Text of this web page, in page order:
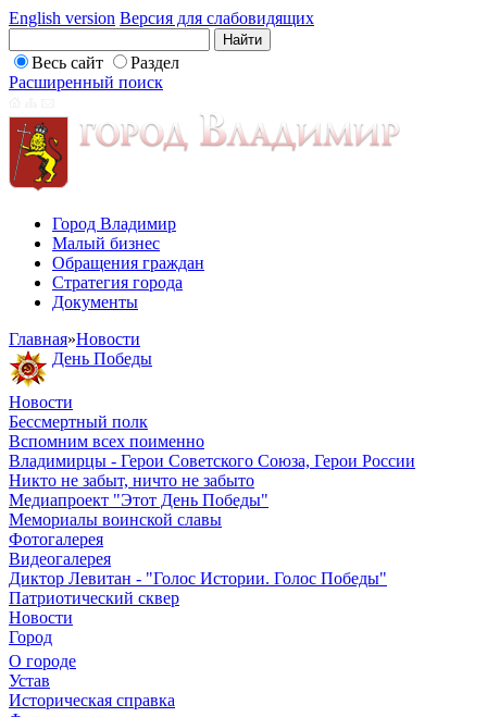
English version Версия для слабовидящих
Весь сайт
Раздел
Расширенный поиск
Город Владимир
Малый бизнес
Обращения граждан
Стратегия города
Документы
Главная»Новости
День Победы
Новости
Бессмертный полк
Вспомним всех поименно
Владимирцы - Герои Советского Союза, Герои России
Никто не забыт, ничто не забыто
Медиапроект "Этот День Победы"
Мемориалы воинской славы
Фотогалерея
Видеогалерея
Диктор Левитан - "Голос Истории. Голос Победы"
Патриотический сквер
Новости
Город
О городе
Устав
Историческая справка